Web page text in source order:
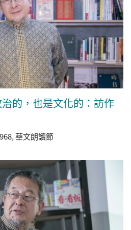
的，也是文化的：訪作
,華文朗讀節